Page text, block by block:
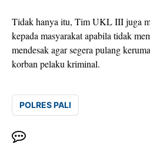
Tidak hanya itu, Tim UKL III juga
kepada masyarakat apabila tidak
mendesak agar segera pulang
korban pelaku kriminal.
POLRES PALI